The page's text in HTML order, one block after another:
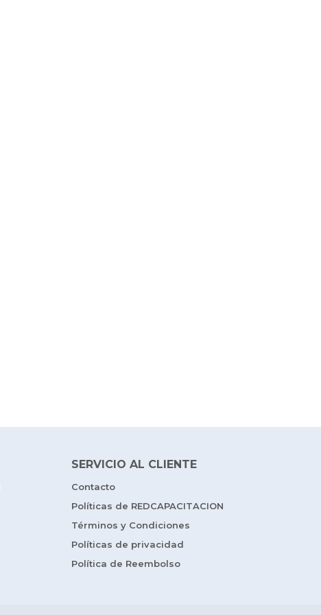
SERVICIO AL CLIENTE
Contacto
Políticas de REDCAPACITACION
Términos y Condiciones
Políticas de privacidad
Política de Reembolso